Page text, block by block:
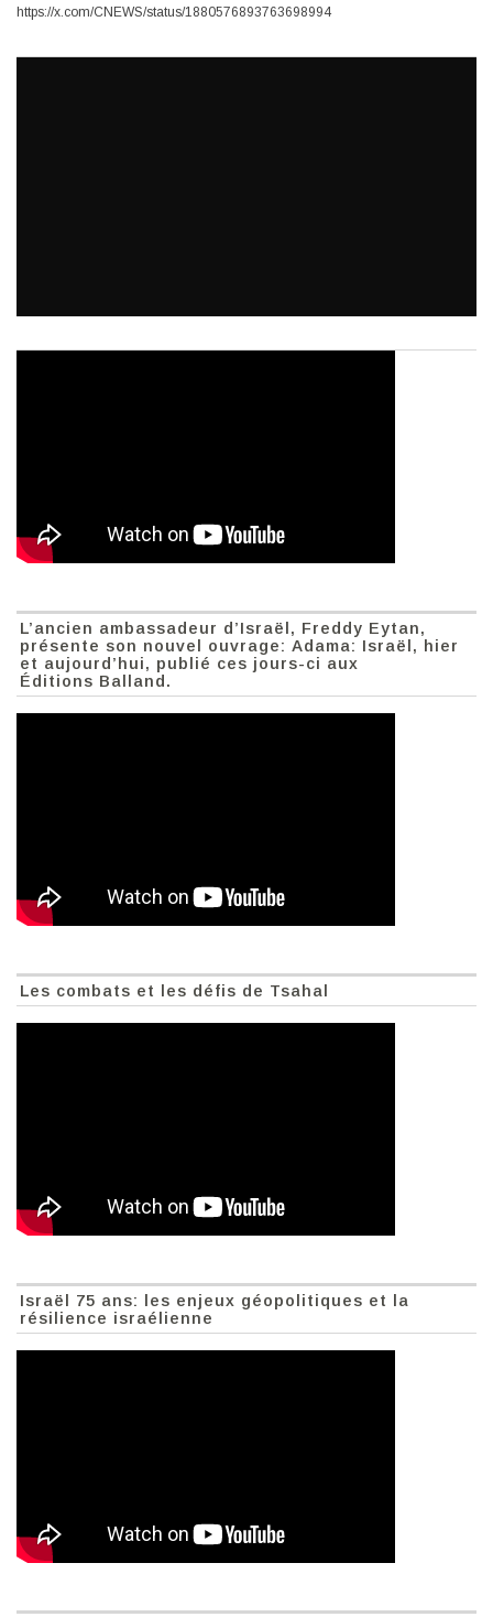
https://x.com/CNEWS/status/1880576893763698994
L’ancien ambassadeur d’Israël, Freddy Eytan,
présente son nouvel ouvrage: Adama: Israël, hier
et aujourd’hui, publié ces jours-ci aux
Éditions Balland.
Les combats et les défis de Tsahal
Israël 75 ans: les enjeux géopolitiques et la
résilience israélienne